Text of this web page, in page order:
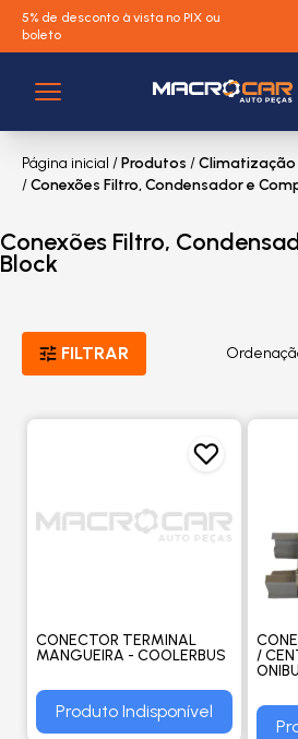
5% de desconto à vista no PIX ou
boleto
Página inicial /Produtos /Climatização
/Conexões Filtro, Condensador e
Conexões Filtro,
Block
FILTRAR
CONECTOR TERMINAL
MANGUEIRA - COOLERBUS
Produto Indisponível
/
BUS